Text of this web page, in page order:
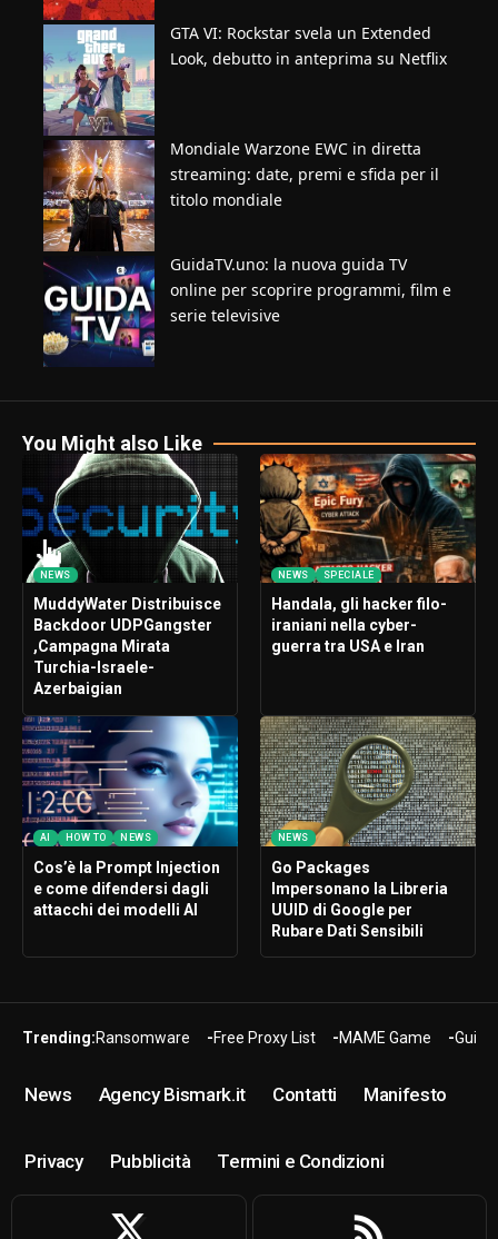
GTA VI: Rockstar svela un Extended
Look, debutto in anteprima su Netflix
Mondiale Warzone EWC in diretta
streaming: date, premi e sfida per il
titolo mondiale
GuidaTV.uno: la nuova guida TV
online per scoprire programmi, film e
serie televisive
You Might also Like
NEWS
MuddyWater Distribuisce
Backdoor UDPGangster
,Campagna Mirata
Turchia-Israele-
Azerbaigian
NEWS SPECIALE
Handala, gli hacker filo-
iraniani nella cyber-
guerra tra USA e Iran
AI HOW TO NEWS
Cos’è la Prompt Injection
e come difendersi dagli
attacchi dei modelli AI
NEWS
Go Packages
Impersonano la Libreria
UUID di Google per
Rubare Dati Sensibili
Trending:Ransomware Free Proxy List MAME Game Guide
News Agency Bismark.it Contatti Manifesto
Privacy Pubblicità Termini e Condizioni